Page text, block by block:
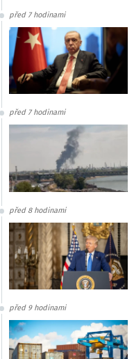
před 7 hodinami
před 7 hodinami
před 8 hodinami
před 9 hodinami